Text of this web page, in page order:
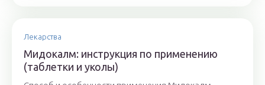
Лекарства
Мидокалм: инструкция по применению
(таблетки и уколы)